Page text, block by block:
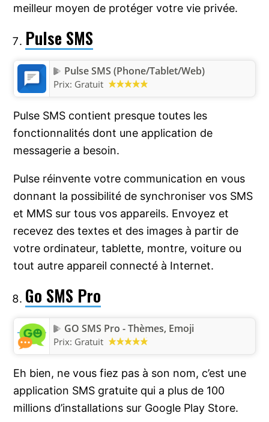
meilleur moyen de protéger votre vie privée.
Pulse SMS
Pulse SMS (Phone/Tablet/Web)
Prix: Gratuit
Pulse SMS contient presque toutes les
fonctionnalités dont une application de
messagerie a besoin.
Pulse réinvente votre communication en vous
donnant la possibilité de synchroniser vos SMS
et MMS sur tous vos appareils. Envoyez et
recevez des textes et des images à partir de
votre ordinateur, tablette, montre, voiture ou
tout autre appareil connecté à Internet.
Go SMS Pro
GO SMS Pro - Thèmes, Emoji
Prix: Gratuit
Eh bien, ne vous fiez pas à son nom, c’est une
application SMS gratuite qui a plus de 100
millions d’installations sur Google Play Store.